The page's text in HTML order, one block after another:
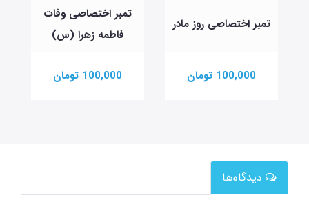
تمبر اختصاصی روز مادر
100,000 تومان
تمبر اختصاصی وفات
فاطمه زهرا (س)
100,000 تومان
دیدگاه‌ها